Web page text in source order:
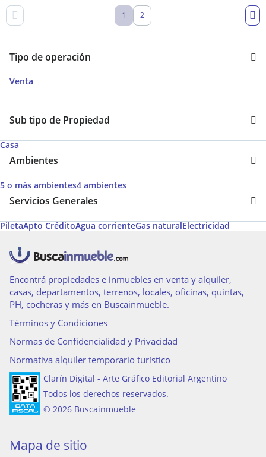
1 2
Tipo de operación
Venta
Sub tipo de Propiedad
Casa
Ambientes
5 o más ambientes4 ambientes
Servicios Generales
PiletaApto CréditoAgua corrienteGas naturalElectricidad
Encontrá propiedades e inmuebles en venta y alquiler,
casas, departamentos, terrenos, locales, oficinas, quintas,
PH, cocheras y más en Buscainmueble.
Términos y Condiciones
Normas de Confidencialidad y Privacidad
Normativa alquiler temporario turístico
Clarín Digital - Arte Gráfico Editorial Argentino
Todos los derechos reservados.
© 2026 Buscainmueble
Mapa de sitio